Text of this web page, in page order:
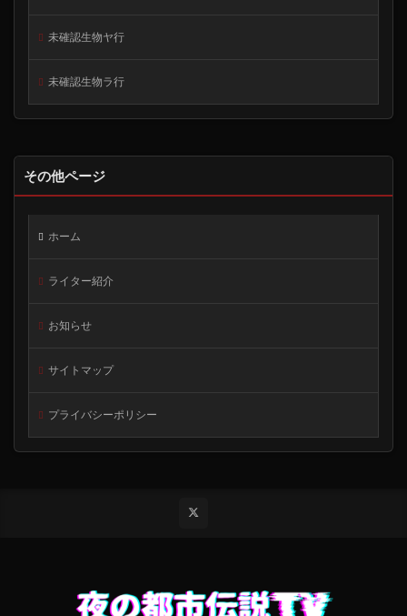
未確認生物ヤ行
未確認生物ラ行
その他ページ
ホーム
ライター紹介
お知らせ
サイトマップ
プライバシーポリシー